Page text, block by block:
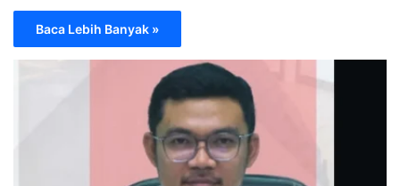
Baca Lebih Banyak »